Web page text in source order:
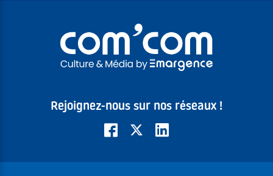
Rejoignez-nous sur nos réseaux !